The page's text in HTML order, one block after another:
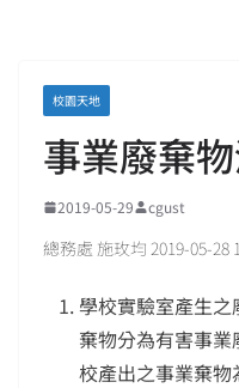
校園天地
事業廢棄
2019-05-29 cgust
總務處 施玫均 2019-05-28
學校實驗室產生
棄物分為有害事
校產出之事業棄